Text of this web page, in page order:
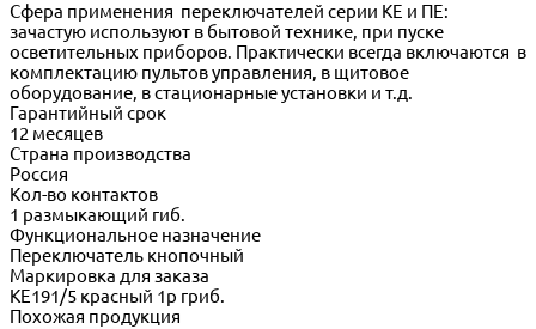
Сфера применения переключателей серии КЕ и ПЕ:
зачастую используют в бытовой технике, при пуске
осветительных приборов. Практически всегда включаются в
комплектацию пультов управления, в щитовое
оборудование, в стационарные установки и т.д.
Гарантийный срок
12 месяцев
Страна производства
Россия
Кол-во контактов
1 размыкающий гиб.
Функциональное назначение
Переключатель кнопочный
Маркировка для заказа
КЕ191/5 красный 1р гриб.
Похожая продукция